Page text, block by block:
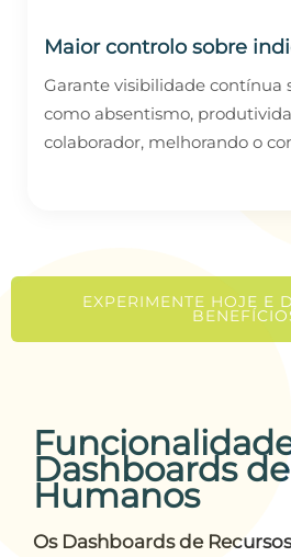
Maior controlo sobre
Garante visibilidade contínua
como absentismo,
colaborador, melhorando o
EXPERIMENTE HOJE E
Dashboards
Humanos
Os Dashboards de